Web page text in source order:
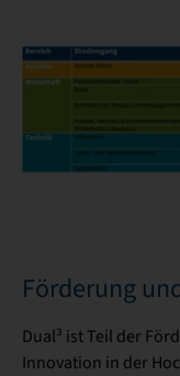
Förderung
Dual³ ist Teil der
Innovation in der